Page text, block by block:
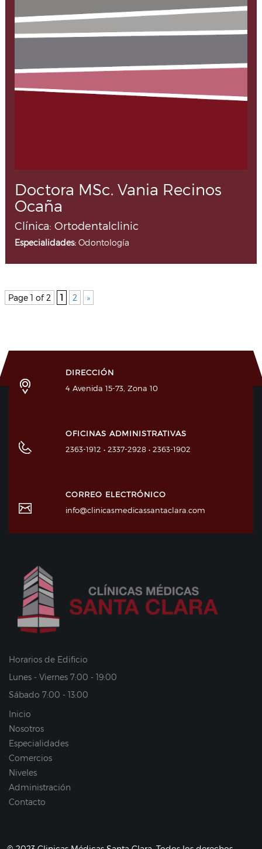
Doctora MSc. Vania Recinos
Ocaña
Clínica: Ortodentalclinic
Especialidades: Odontología
Page 1 of 2 1 2 »
DIRECCIÓN
4 Avenida 15-73, Zona 10
OFICINAS ADMINISTRATIVAS
2363-1912 • 2337-2928 • 2363-1902
CORREO ELECTRÓNICO
info@clinicasmedicassantaclara.com
Horarios de Edificio
Lunes - Viernes 7:00 - 19:00
Sábado 7:00 - 13:00
Inicio
Nosotros
Especialidades
Comercios
Niveles
Administración
Contacto